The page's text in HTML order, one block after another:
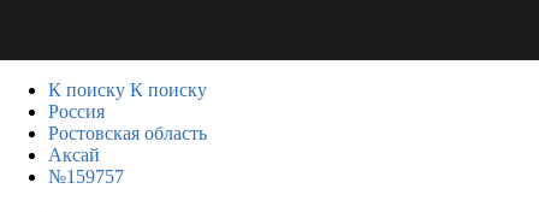
К поиску К поиску
Россия
Ростовская область
Аксай
№159757